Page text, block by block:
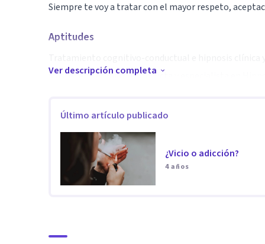
Siempre te voy a tratar con el mayor respeto,
Aptitudes
Máster en Terapia de Conducta y especialista en
Como profesional me he formado con los mejores
tratar con trastornos depresivos, de ansiedad,
comportamiento infantil. Desde la cercanía y
investigación y ciencia para comprender y
como adolescentes y adultos.
Ver descripción completa
Último artículo publicado
¿Vicio o adicción?
4 años